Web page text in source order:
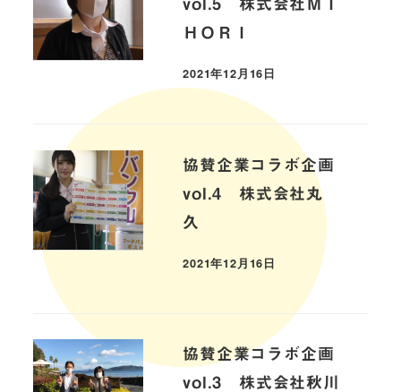
vol.5 株式会社ＭＩ
ＨＯＲＩ
2021年12月16日
協賛企業コラボ企画
vol.4 株式会社丸
久
2021年12月16日
協賛企業コラボ企画
vol.3 株式会社秋川